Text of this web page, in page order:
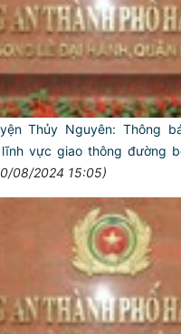
Thủy Nguyên: Thông
lĩnh vực giao thông đường
08/2024 15:05)